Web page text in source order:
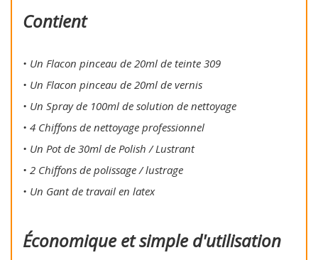
Contient
• Un Flacon pinceau de 20ml de teinte 309
• Un Flacon pinceau de 20ml de vernis
• Un Spray de 100ml de solution de nettoyage
• 4 Chiffons de nettoyage professionnel
• Un Pot de 30ml de Polish / Lustrant
• 2 Chiffons de polissage / lustrage
• Un Gant de travail en latex
Économique et simple d'utilisation